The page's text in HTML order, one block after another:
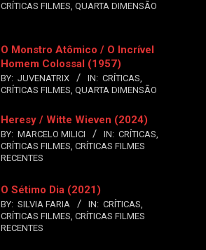
CRÍTICAS FILMES, QUARTA DIMENSÃO
O Monstro Atômico / O Incrível
Homem Colossal (1957)
BY: JUVENATRIX IN: CRÍTICAS,
CRÍTICAS FILMES, QUARTA DIMENSÃO
Heresy / Witte Wieven (2024)
BY: MARCELO MILICI IN: CRÍTICAS,
CRÍTICAS FILMES, CRÍTICAS FILMES
RECENTES
O Sétimo Dia (2021)
BY: SILVIA FARIA IN: CRÍTICAS,
CRÍTICAS FILMES, CRÍTICAS FILMES
RECENTES